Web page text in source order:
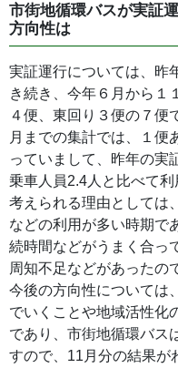
市街地循環バスが実証
方向性は
実証運行については、昨
き続き、今年６月から１
４便、東回り３便の７便
月までの集計では、１便
っていまして、昨年の実
乗車人員2.4人と比べて利
考えられる理由としては
などの利用が多い時期で
続時間などがうまく合っ
周知不足などがあったの
今後の方向性については
でいくことや地域活性化
であり、市街地循環バス
すので、11月分の結果が